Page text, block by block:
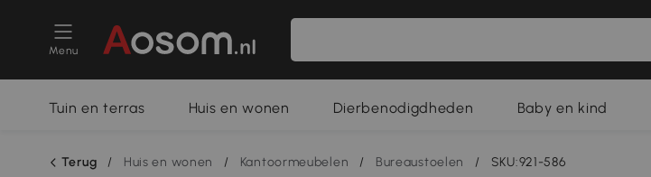
Menu
Tuin en terras Huis en wonen Dierbenodigdheden Baby en kind
Terug / Huis en wonen / Kantoormeubelen / Bureaustoelen / SKU:921-586